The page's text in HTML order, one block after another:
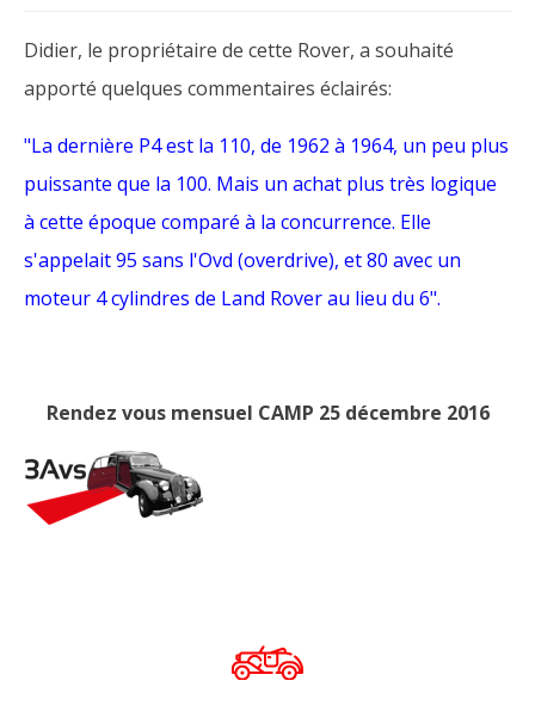
Didier, le propriétaire de cette Rover, a souhaité
apporté quelques commentaires éclairés:
"La dernière P4 est la 110, de 1962 à 1964, un peu plus
puissante que la 100. Mais un achat plus très logique
à cette époque comparé à la concurrence. Elle
s'appelait 95 sans l'Ovd (overdrive), et 80 avec un
moteur 4 cylindres de Land Rover au lieu du 6".
Rendez vous mensuel CAMP 25 décembre 2016